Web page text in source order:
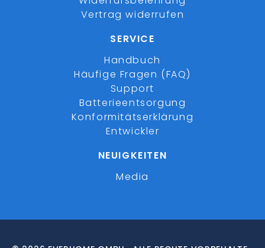
Vertrag widerrufen
SERVICE
Handbuch
Häufige Fragen (FAQ)
Support
Batterieentsorgung
Konformitätserklärung
Entwickler
NEUIGKEITEN
Media